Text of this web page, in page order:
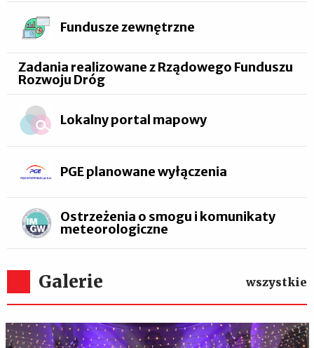
Fundusze zewnętrzne
Zadania realizowane z Rządowego Funduszu
Rozwoju Dróg
Lokalny portal mapowy
PGE planowane wyłączenia
Ostrzeżenia o smogu i komunikaty
meteorologiczne
Galerie wszystkie